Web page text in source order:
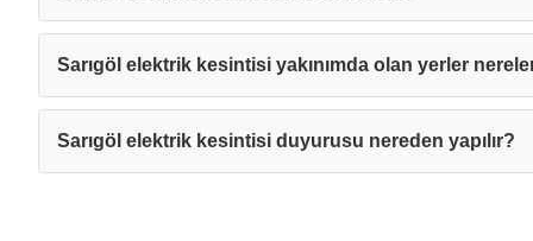
Sarıgöl elektrik kesintisi yakınımda olan yerler
Sarıgöl elektrik kesintisi duyurusu nereden yapılır?